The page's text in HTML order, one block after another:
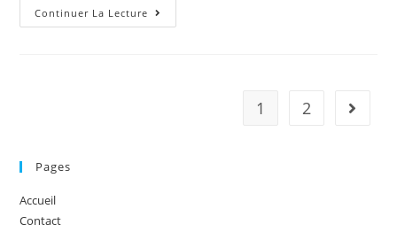
Continuer La Lecture
nouveau
1 2 Go to
Pages
Accueil
Contact